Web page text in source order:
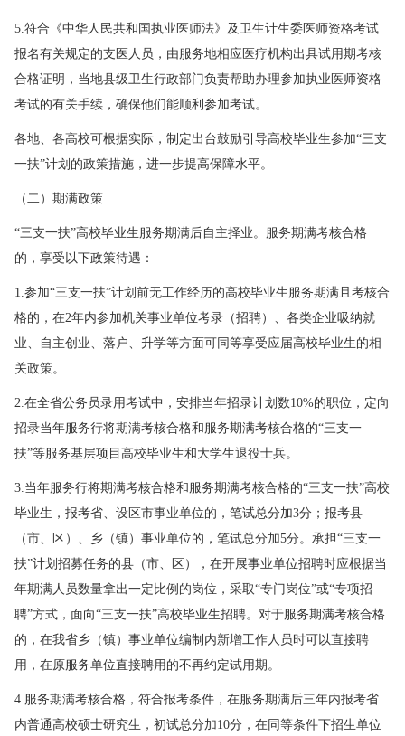
5.符合《中华人民共和国执业医师法》及卫生计生委医师资格考试
报名有关规定的支医人员，由服务地相应医疗机构出具试用期考核
合格证明，当地县级卫生行政部门负责帮助办理参加执业医师资格
考试的有关手续，确保他们能顺利参加考试。
各地、各高校可根据实际，制定出台鼓励引导高校毕业生参加“三支
一扶”计划的政策措施，进一步提高保障水平。
（二）期满政策
“三支一扶”高校毕业生服务期满后自主择业。服务期满考核合格
的，享受以下政策待遇：
1.参加“三支一扶”计划前无工作经历的高校毕业生服务期满且考核合
格的，在2年内参加机关事业单位考录（招聘）、各类企业吸纳就
业、自主创业、落户、升学等方面可同等享受应届高校毕业生的相
关政策。
2.在全省公务员录用考试中，安排当年招录计划数10%的职位，定向
招录当年服务行将期满考核合格和服务期满考核合格的“三支一
扶”等服务基层项目高校毕业生和大学生退役士兵。
3.当年服务行将期满考核合格和服务期满考核合格的“三支一扶”高校
毕业生，报考省、设区市事业单位的，笔试总分加3分；报考县
（市、区）、乡（镇）事业单位的，笔试总分加5分。承担“三支一
扶”计划招募任务的县（市、区），在开展事业单位招聘时应根据当
年期满人员数量拿出一定比例的岗位，采取“专门岗位”或“专项招
聘”方式，面向“三支一扶”高校毕业生招聘。对于服务期满考核合格
的，在我省乡（镇）事业单位编制内新增工作人员时可以直接聘
用，在原服务单位直接聘用的不再约定试用期。
4.服务期满考核合格，符合报考条件，在服务期满后三年内报考省
内普通高校硕士研究生，初试总分加10分，在同等条件下招生单位